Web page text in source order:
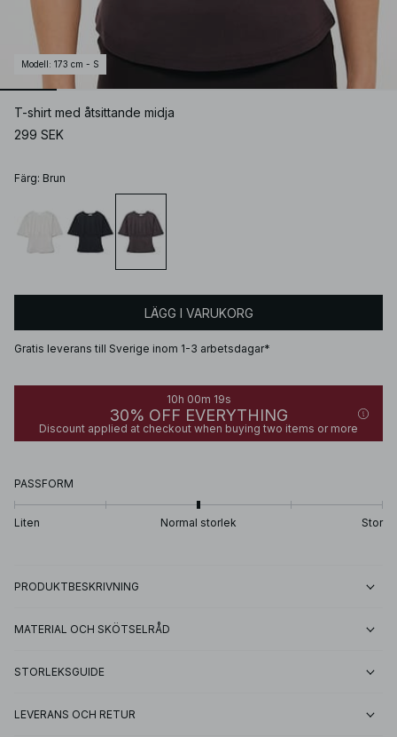
Modell : 173 cm - S
T-shirt med åtsittande midja
299 SEK
Färg: Brun
LÄGG I VARUKORG
Gratis leverans till Sverige inom 1-3 arbetsdagar*
10h 00m 19s
30% OFF EVERYTHING
Discount applied at checkout when buying two items or more
PASSFORM
Liten Normal storlek Stor
PRODUKTBESKRIVNING
MATERIAL OCH SKÖTSELRÅD
STORLEKSGUIDE
LEVERANS OCH RETUR